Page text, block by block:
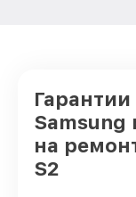
Samsung
на
S2